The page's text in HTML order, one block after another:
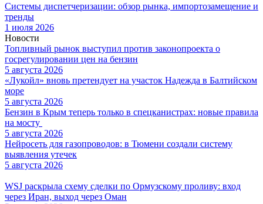
Системы диспетчеризации: обзор рынка, импортозамещение и
тренды
1 июля 2026
Новости
Топливный рынок выступил против законопроекта о
госрегулировании цен на бензин
5 августа 2026
«Лукойл» вновь претендует на участок Надежда в Балтийском
море
5 августа 2026
Бензин в Крым теперь только в спецканистрах: новые правила
на мосту
5 августа 2026
Нейросеть для газопроводов: в Тюмени создали систему
выявления утечек
5 августа 2026
WSJ раскрыла схему сделки по Ормузскому проливу: вход
через Иран, выход через Оман